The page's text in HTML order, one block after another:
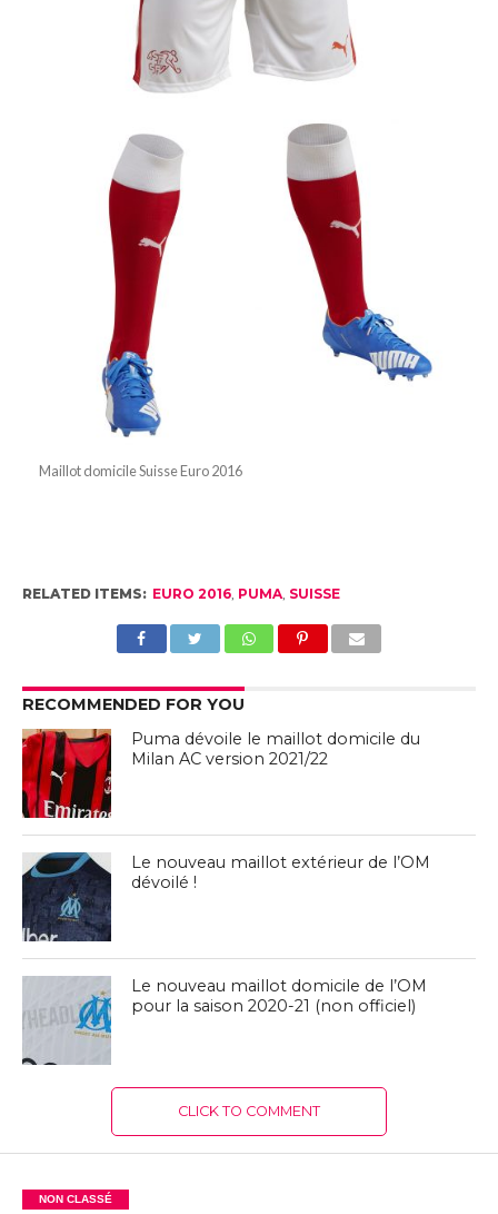
Maillot domicile Suisse Euro 2016
RELATED ITEMS: EURO 2016, PUMA, SUISSE
RECOMMENDED FOR YOU
Puma dévoile le maillot domicile du
Milan AC version 2021/22
Le nouveau maillot extérieur de l’OM
dévoilé !
Le nouveau maillot domicile de l’OM
pour la saison 2020-21 (non officiel)
CLICK TO COMMENT
NON CLASSÉ